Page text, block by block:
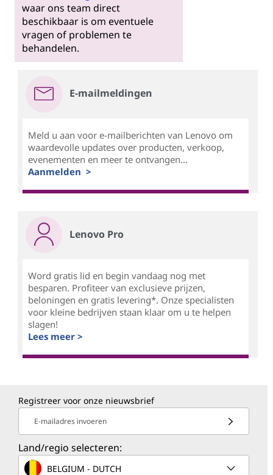
waar ons team direct
beschikbaar is om eventuele
vragen of problemen te
behandelen.
E-mailmeldingen
Meld u aan voor e-mailberichten van Lenovo om
waardevolle updates over producten, verkoop,
evenementen en meer te ontvangen...
Aanmelden >
Lenovo Pro
Word gratis lid en begin vandaag nog met
besparen. Profiteer van exclusieve prijzen,
beloningen en gratis levering*. Onze specialisten
voor kleine bedrijven staan klaar om u te helpen
slagen!
Lees meer >
Registreer voor onze nieuwsbrief
E-mailadres invoeren
Land/regio selecteren:
BELGIUM - DUTCH